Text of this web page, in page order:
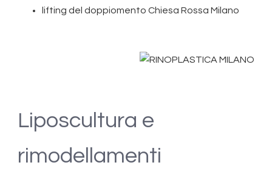
lifting del doppiomento Chiesa Rossa Milano
Liposcultura e
rimodellamenti